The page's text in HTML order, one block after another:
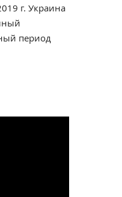
г. Украина
период